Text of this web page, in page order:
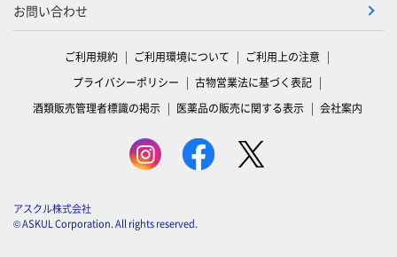
お問い合わせ
ご利用規約 ご利用環境について
ご利用上の注意
プライバシーポリシー
古物営業法に基づく表記
酒類販売管理者標識の掲示
医薬品の販売に関する表示 会社案内
アスクル株式会社
© ASKUL Corporation. All rights reserved.